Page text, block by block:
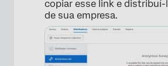
copiar esse link e distribuí-
de sua empresa.